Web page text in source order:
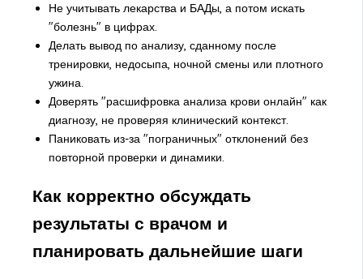
Не учитывать лекарства и БАДы, а потом искать
"болезнь" в цифрах.
Делать вывод по анализу, сданному после
тренировки, недосыпа, ночной смены или плотного
ужина.
Доверять "расшифровка анализа крови онлайн" как
диагнозу, не проверяя клинический контекст.
Паниковать из-за "пограничных" отклонений без
повторной проверки и динамики.
Как корректно обсуждать
результаты с врачом и
планировать дальнейшие шаги